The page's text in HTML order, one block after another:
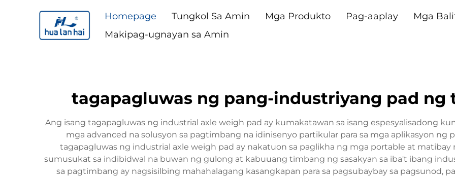
Homepage Tungkol Sa Amin Mga Produkto Pag-aaplay
Mga
Makipag-ugnayan sa Amin
tagapagluwas ng pang-industriyang pad ng
Ang isang tagapagluwas ng industrial axle weigh pad ay kumakatawan sa isang espesyalisadong
mga advanced na solusyon sa pagtimbang na idinisenyo partikular para sa mga aplikasyon ng
tagapagluwas ng industrial axle weigh pad ay nakatuon sa paglikha ng mga portable at
sumusukat sa indibidwal na buwan ng gulong at kabuuang timbang ng sasakyan sa iba't ibang
sa pagtimbang ay nagsisilbing mahahalagang kasangkapan para sa pagsubaybay sa pagsunod,